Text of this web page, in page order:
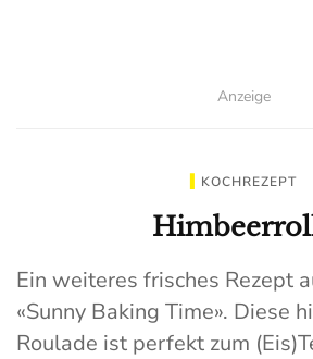
Anzeige
KOCHREZEPT
Ein weiteres frisches Rezept
«Sunny Baking Time». Diese
Roulade ist perfekt zum